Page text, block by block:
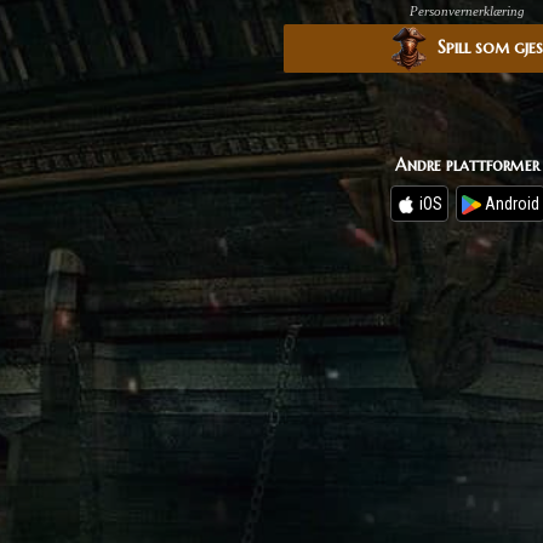
Personvernerklæring
Spill som
Andre plattformer
iOS Android